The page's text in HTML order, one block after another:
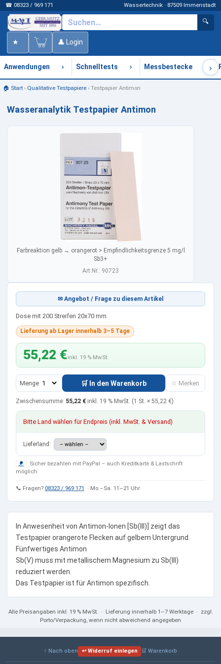
☎ 08323 / 969 171 Wassertechnik · 87509 Immenstadt
🔍
★ 👤 Login
Anwendungen › Schnelltests › Messbestecke ›
🏠 Start› Qualitative Testpapiere› Testpapier Antimon
Wasseranalytik Testpapier Antimon
Farbreaktion gelb → orangerot > Empfindlichkeitsgrenze 5 mg/l
Sb3+
Art.Nr.: 90723
✉ Angebot / Frage zu diesem Artikel
Dose mit 200 Streifen 20x70 mm
Lieferung ab Lager innerhalb 3–5 Tage
55,22 €inkl. 19 % MwSt.
Menge 🛒 In den Warenkorb ☆ Merken
Zwischensumme: 55,22 € inkl. 19 % MwSt. (1 St. × 55,22 €)
Bitte Land wählen für Endpreis (inkl. MwSt. & Versand)
Lieferland:
Sicher bezahlen mit PayPal – auch Kreditkarte & Lastschrift
möglich.
📞 Fragen? 08323 / 969 171 · Mo.–Sa. 11–21 Uhr
In Anwesenheit von Antimon-Ionen [Sb(III)] zeigt das
Testpapier orangerote Flecken auf gelbem Untergrund.
Fünfwertiges Antimon
Sb(V) muss mit metallischem Magnesium zu Sb(III)
reduziert werden.
Das Testpapier ist für Antimon spezifisch.
Alle Preisangaben inkl. 19 % MwSt. · Lieferung innerhalb 1–7 Werktage · zzgl.
Porto/Verpackung, wenn nicht abweichend angegeben
↑ Nach oben ↩ Widerruf einlegen 🛒 Warenkorb